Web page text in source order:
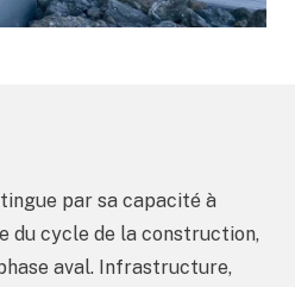
par sa capacité à
du cycle de la construction,
aval. Infrastructure,